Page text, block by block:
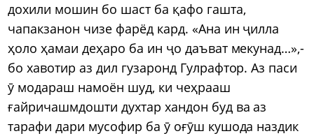
дохили мошин бо шаст ба қафо гашта,
чапакзанон чизе фарёд кард. «Ана ин ҷилла
ҳоло ҳамаи деҳаро ба ин ҷо даъват мекунад…»,-
бо хавотир аз дил гузаронд Гулрафтор. Аз паси
ӯ модараш намоён шуд, ки чеҳрааш
ғайричашмдошти духтар хандон буд ва аз
тарафи дари мусофир ба ӯ оғӯш кушода наздик